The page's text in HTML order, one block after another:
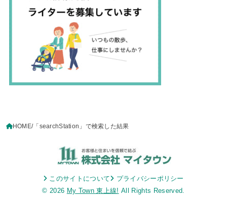
HOME 「searchStation」で検索した結果
このサイトについて
プライバシーポリシー
© 2026 My Town 東上線! All Rights Reserved.